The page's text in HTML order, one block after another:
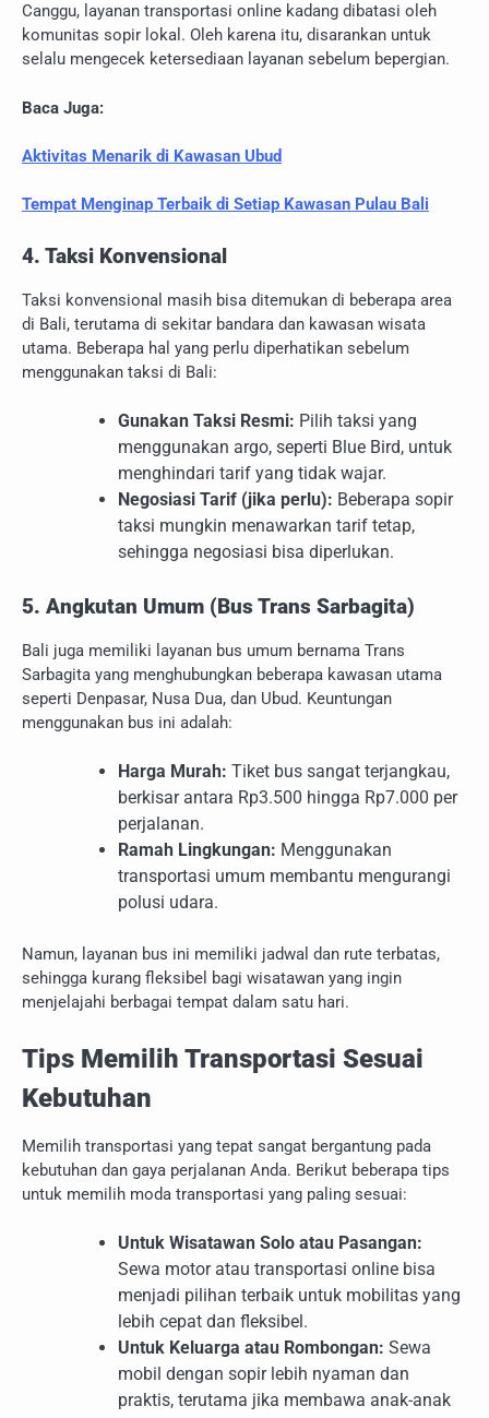
Canggu, layanan transportasi online kadang dibatasi oleh
komunitas sopir lokal. Oleh karena itu, disarankan untuk
selalu mengecek ketersediaan layanan sebelum bepergian.
Baca Juga:
Aktivitas Menarik di Kawasan Ubud
Tempat Menginap Terbaik di Setiap Kawasan Pulau Bali
4. Taksi Konvensional
Taksi konvensional masih bisa ditemukan di beberapa area
di Bali, terutama di sekitar bandara dan kawasan wisata
utama. Beberapa hal yang perlu diperhatikan sebelum
menggunakan taksi di Bali:
Gunakan Taksi Resmi: Pilih taksi yang
menggunakan argo, seperti Blue Bird, untuk
menghindari tarif yang tidak wajar.
Negosiasi Tarif (jika perlu): Beberapa sopir
taksi mungkin menawarkan tarif tetap,
sehingga negosiasi bisa diperlukan.
5. Angkutan Umum (Bus Trans Sarbagita)
Bali juga memiliki layanan bus umum bernama Trans
Sarbagita yang menghubungkan beberapa kawasan utama
seperti Denpasar, Nusa Dua, dan Ubud. Keuntungan
menggunakan bus ini adalah:
Harga Murah: Tiket bus sangat terjangkau,
berkisar antara Rp3.500 hingga Rp7.000 per
perjalanan.
Ramah Lingkungan: Menggunakan
transportasi umum membantu mengurangi
polusi udara.
Namun, layanan bus ini memiliki jadwal dan rute terbatas,
sehingga kurang fleksibel bagi wisatawan yang ingin
menjelajahi berbagai tempat dalam satu hari.
Tips Memilih Transportasi Sesuai
Kebutuhan
Memilih transportasi yang tepat sangat bergantung pada
kebutuhan dan gaya perjalanan Anda. Berikut beberapa tips
untuk memilih moda transportasi yang paling sesuai:
Untuk Wisatawan Solo atau Pasangan:
Sewa motor atau transportasi online bisa
menjadi pilihan terbaik untuk mobilitas yang
lebih cepat dan fleksibel.
Untuk Keluarga atau Rombongan: Sewa
mobil dengan sopir lebih nyaman dan
praktis, terutama jika membawa anak-anak